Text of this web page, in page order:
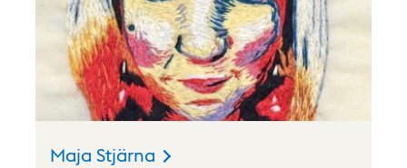
Maja Stjärna